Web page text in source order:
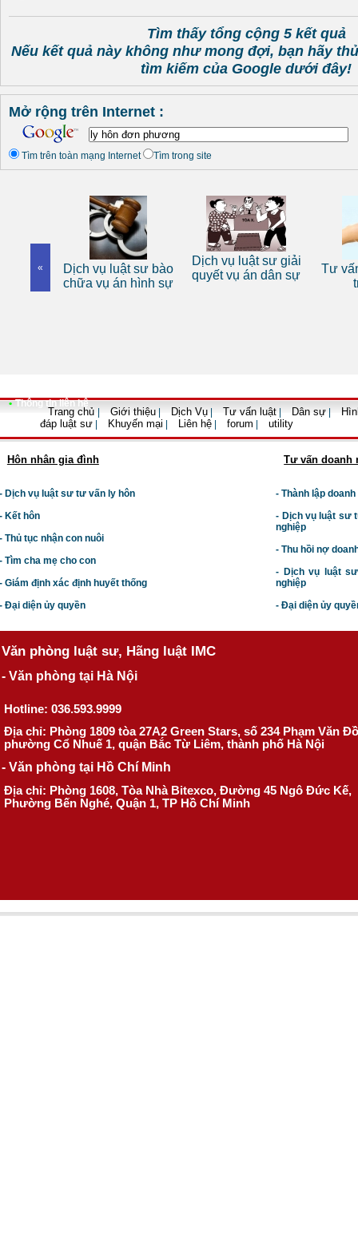
Tìm thấy tổng cộng 5 kết quả
Nếu kết quả này không như mong đợi, bạn hãy
tìm kiếm của Google dưới đây!
Mở rộng trên Internet :
Tìm trên toàn mạng Internet Tìm trong site
«
Dịch vụ luật sư bào
chữa vụ án hình sự
Dịch vụ luật sư giải
quyết vụ án dân sự
Tư vấn luật
trọn gói
• Thông tin liên hệ
Trang chủ Giới thiệu Dịch Vụ Tư vấn luật Dân sự
đáp luật sư
Khuyến mại Liên hệ forum utility
Hôn nhân gia đình
Dịch vụ luật sư tư vấn ly hôn
Kết hôn
Thủ tục nhận con nuôi
Tìm cha mẹ cho con
Giám định xác định huyết thống
Đại diện ủy quyền
Tư vấn doanh
- Thành lập
- Dịch vụ luật sư t
nghiệp
- Thu hồi nợ
- Dịch vụ luật
nghiệp
- Đại diện ủy
Văn phòng luật sư, Hãng luật IMC
- Văn phòng tại Hà Nội
Hotline: 036.593.9999
Địa chỉ: Phòng 1809 tòa 27A2 Green Stars, số 234 Phạm Văn
phường Cổ Nhuế 1, quận Bắc Từ Liêm, thành phố Hà Nội
- Văn phòng tại Hồ Chí Minh
Địa chỉ: Phòng 1608, Tòa Nhà Bitexco, Đường 45 Ngô Đức Kế,
Phường Bến Nghé, Quận 1, TP Hồ Chí Minh